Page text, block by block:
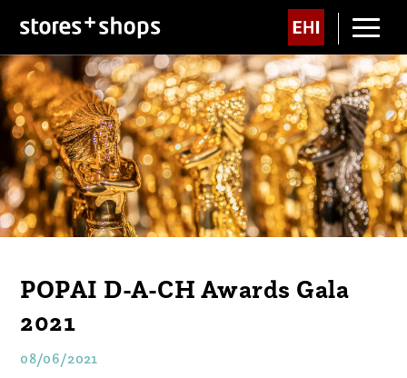
POPAI D-A-CH Awards Gala
2021
08/06/2021